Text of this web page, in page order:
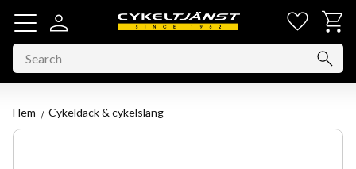
Menu
Basket
Hem Cykeldäck & cykelslang